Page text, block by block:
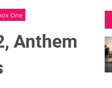
One
Anthem